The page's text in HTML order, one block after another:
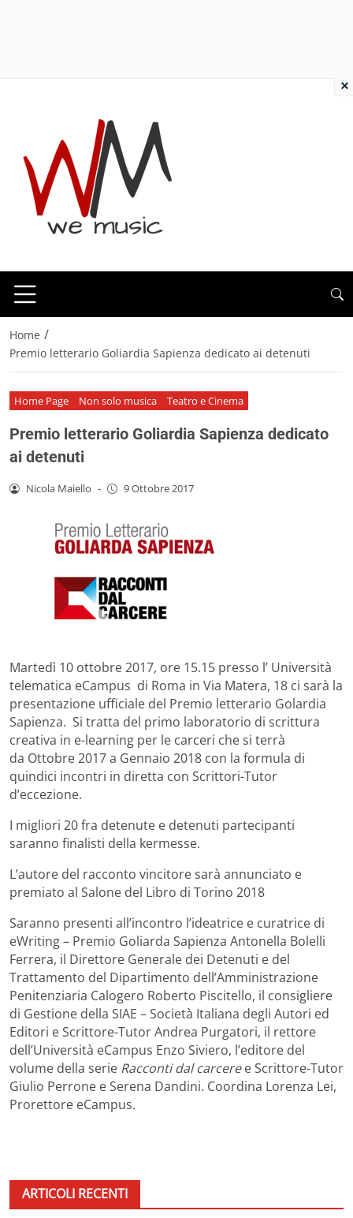
Home /
Premio letterario Goliardia Sapienza dedicato ai detenuti
Home Page Non solo musica Teatro e Cinema
Premio letterario Goliardia Sapienza dedicato
ai detenuti
Nicola Maiello - 9 Ottobre 2017
Martedì 10 ottobre 2017, ore 15.15 presso l’ Università
telematica eCampus di Roma in Via Matera, 18 ci sarà la
presentazione ufficiale del Premio letterario Golardia
Sapienza. Si tratta del primo laboratorio di scrittura
creativa in e-learning per le carceri che si terrà
da Ottobre 2017 a Gennaio 2018 con la formula di
quindici incontri in diretta con Scrittori-Tutor
d’eccezione.
I migliori 20 fra detenute e detenuti partecipanti
saranno finalisti della kermesse.
L’autore del racconto vincitore sarà annunciato e
premiato al Salone del Libro di Torino 2018
Saranno presenti all’incontro l’ideatrice e curatrice di
eWriting – Premio Goliarda Sapienza Antonella Bolelli
Ferrera, il Direttore Generale dei Detenuti e del
Trattamento del Dipartimento dell’Amministrazione
Penitenziaria Calogero Roberto Piscitello, il consigliere
di Gestione della SIAE – Società Italiana degli Autori ed
Editori e Scrittore-Tutor Andrea Purgatori, il rettore
dell’Università eCampus Enzo Siviero, l’editore del
volume della serie Racconti dal carceree Scrittore-Tutor
Giulio Perrone e Serena Dandini. Coordina Lorenza Lei,
Prorettore eCampus.
ARTICOLI RECENTI
×